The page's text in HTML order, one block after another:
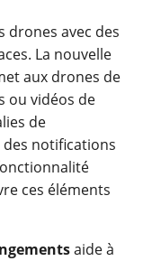
drones avec des
La nouvelle
aux drones de
ou vidéos de
de
notifications
ces éléments
aide à